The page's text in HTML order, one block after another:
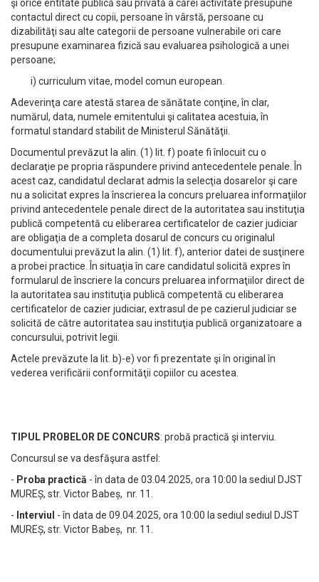
şi orice entitate publică sau privată a cărei activitate presupune
contactul direct cu copii, persoane în vârstă, persoane cu
dizabilităţi sau alte categorii de persoane vulnerabile ori care
presupune examinarea fizică sau evaluarea psihologică a unei
persoane;
i) curriculum vitae, model comun european.
Adeverinţa care atestă starea de sănătate conţine, în clar,
numărul, data, numele emitentului şi calitatea acestuia, în
formatul standard stabilit de Ministerul Sănătăţii.
Documentul prevăzut la alin. (1) lit. f) poate fi înlocuit cu o
declaraţie pe propria răspundere privind antecedentele penale. În
acest caz, candidatul declarat admis la selecţia dosarelor şi care
nu a solicitat expres la înscrierea la concurs preluarea informaţiilor
privind antecedentele penale direct de la autoritatea sau instituţia
publică competentă cu eliberarea certificatelor de cazier judiciar
are obligaţia de a completa dosarul de concurs cu originalul
documentului prevăzut la alin. (1) lit. f), anterior datei de susţinere
a probei practice. În situaţia în care candidatul solicită expres în
formularul de înscriere la concurs preluarea informaţiilor direct de
la autoritatea sau instituţia publică competentă cu eliberarea
certificatelor de cazier judiciar, extrasul de pe cazierul judiciar se
solicită de către autoritatea sau instituţia publică organizatoare a
concursului, potrivit legii.
Actele prevăzute la lit. b)-e) vor fi prezentate şi în original în
vederea verificării conformităţii copiilor cu acestea.
TIPUL PROBELOR DE CONCURS: probă practică şi interviu.
Concursul se va desfăşura astfel:
- Proba practică - în data de 03.04.2025, ora 10:00 la sediul DJST
MUREȘ, str. Victor Babeș, nr. 11.
- Interviul - în data de 09.04.2025, ora 10:00 la sediul sediul DJST
MUREȘ, str. Victor Babeș, nr. 11.